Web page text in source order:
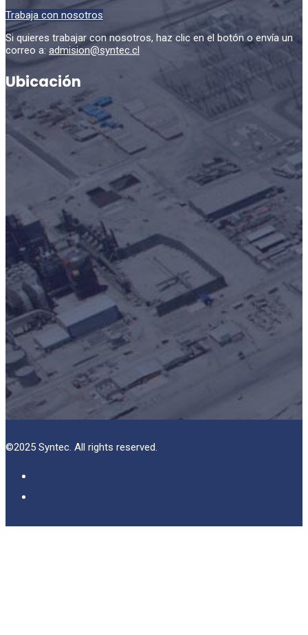
Trabaja con nosotros
Si quieres trabajar con nosotros, haz clic en el botón o envía un
correo a: admision@syntec.cl
Ubicación
©2025 Syntec. All rights reserved.